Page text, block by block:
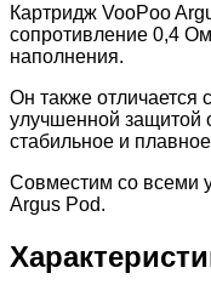
Картридж VooPoo
сопротивление 0,4
наполнения.
Он также отличается
улучшенной защитой
стабильное и
Совместим со всеми
Argus Pod.